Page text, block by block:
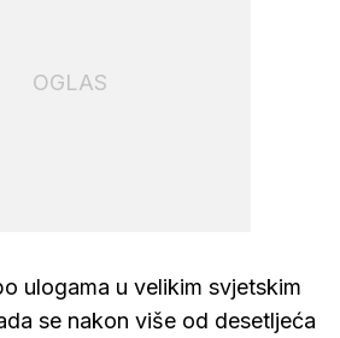
OGLAS
ulogama u velikim svjetskim
se nakon više od desetljeća